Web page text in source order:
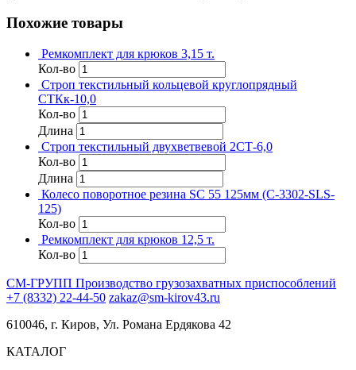
Похожие товары
Ремкомплект для крюков 3,15 т.
Кол-во
Строп текстильный кольцевой круглопрядный
СТКк-10,0
Кол-во
Длина
Строп текстильный двухветвевой 2СТ-6,0
Кол-во
Длина
Колесо поворотное резина SC 55 125мм (C-3302-SLS-
125)
Кол-во
Ремкомплект для крюков 12,5 т.
Кол-во
СМ-ГРУПП Производство грузозахватных приспособлений
+7 (8332) 22-44-50 zakaz@sm-kirov43.ru
610046, г. Киров, Ул. Романа Ердякова 42
КАТАЛОГ